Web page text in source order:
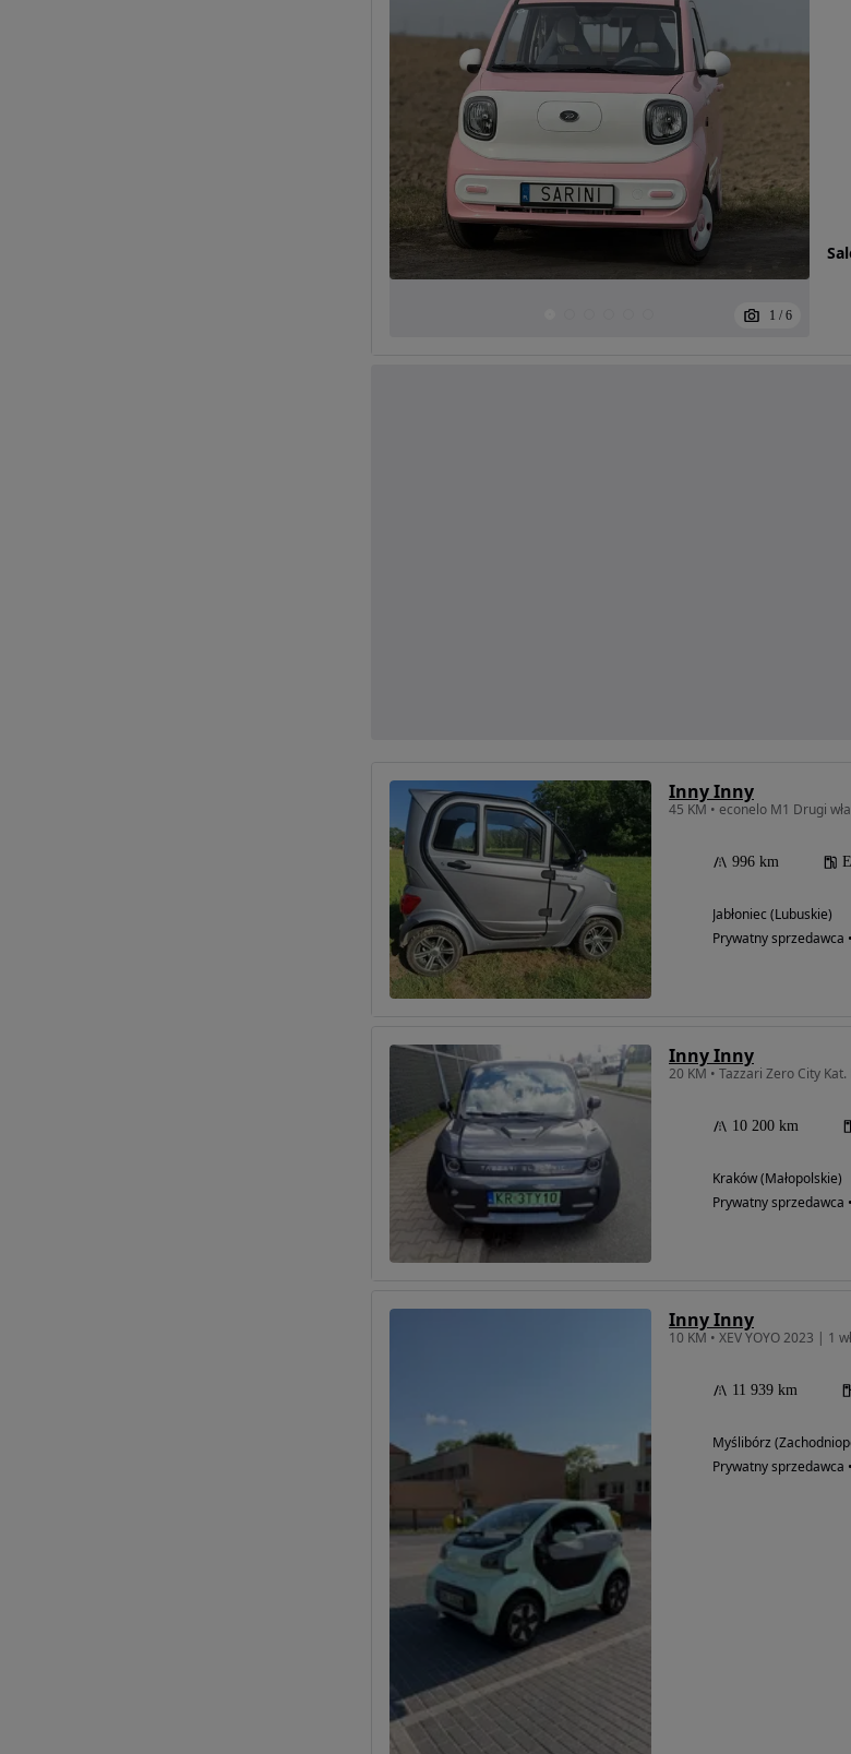
1 / 6
Inny Inny
45 KM • econelo M1 Drugi
996 km
Jabłoniec (Lubuskie)
Prywatny sprzedawca
Inny Inny
20 KM • Tazzari Zero City Kat.
10 200 km
Kraków (Małopolskie)
Prywatny sprzedawca
Inny Inny
10 KM • XEV YOYO 2023 |
11 939 km
Myślibórz
Prywatny sprzedawca